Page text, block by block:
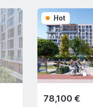
Hot
78,100 €